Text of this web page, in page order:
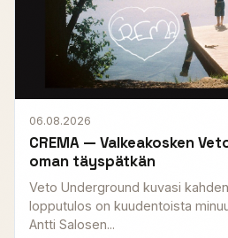
06.08.2026
CREMA — Valkeakosken
oman täyspätkän
Veto Underground kuvasi
lopputulos on kuudentoista
Antti Salosen...